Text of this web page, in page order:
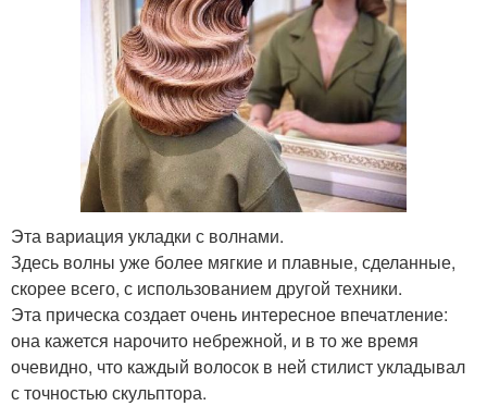
Эта вариация укладки с волнами.
Здесь волны уже более мягкие и плавные, сделанные,
скорее всего, с использованием другой техники.
Эта прическа создает очень интересное впечатление:
она кажется нарочито небрежной, и в то же время
очевидно, что каждый волосок в ней стилист укладывал
с точностью скульптора.